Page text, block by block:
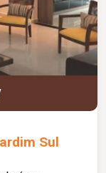
Sul